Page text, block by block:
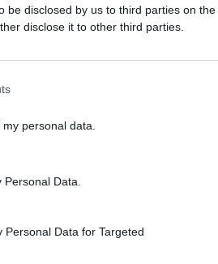
be disclosed by us to third parties on the
disclose it to other third parties.
personal data.
Data.
Data for Targeted